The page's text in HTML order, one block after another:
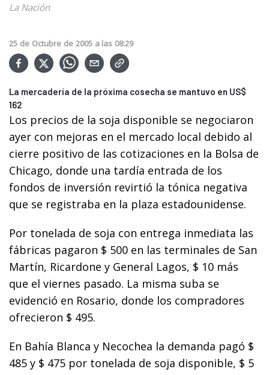
La Nación
25 de Octubre de 2005 a las 08:29
La mercadería de la próxima cosecha se mantuvo en US$
162
Los precios de la soja disponible se negociaron
ayer con mejoras en el mercado local debido al
cierre positivo de las cotizaciones en la Bolsa de
Chicago, donde una tardía entrada de los
fondos de inversión revirtió la tónica negativa
que se registraba en la plaza estadounidense.
Por tonelada de soja con entrega inmediata las
fábricas pagaron $ 500 en las terminales de San
Martín, Ricardone y General Lagos, $ 10 más
que el viernes pasado. La misma suba se
evidenció en Rosario, donde los compradores
ofrecieron $ 495.
En Bahía Blanca y Necochea la demanda pagó $
485 y $ 475 por tonelada de soja disponible, $ 5